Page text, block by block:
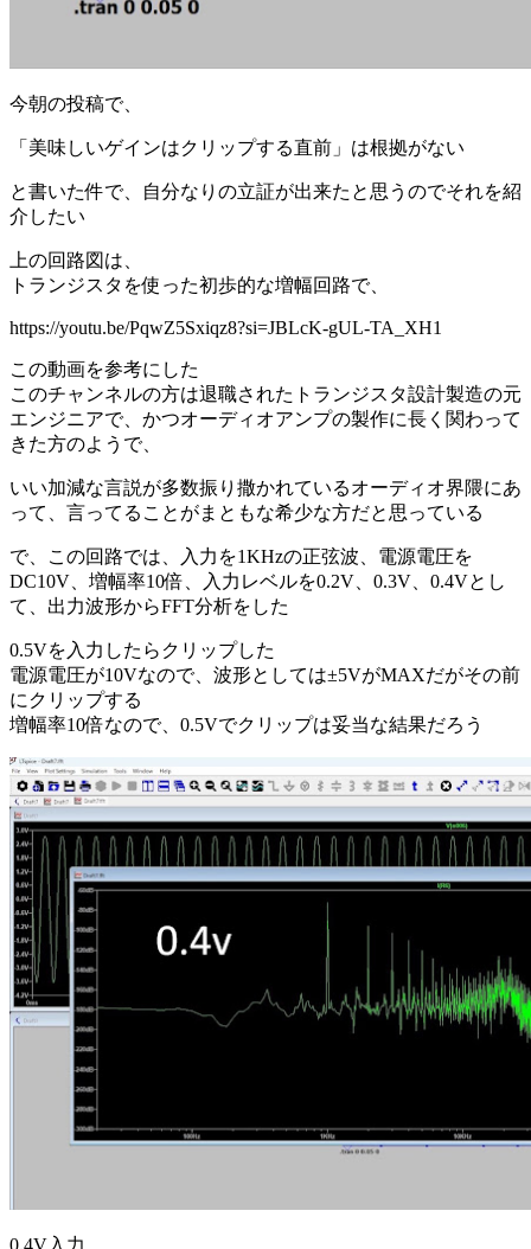
今朝の投稿で、
「美味しいゲインはクリップする直前」は根拠がない
と書いた件で、自分なりの立証が出来たと思うのでそれを紹
介したい
上の回路図は、
トランジスタを使った初歩的な増幅回路で、
https://youtu.be/PqwZ5Sxiqz8?si=JBLcK-gUL-TA_XH1
この動画を参考にした
このチャンネルの方は退職されたトランジスタ設計製造の元
エンジニアで、かつオーディオアンプの製作に長く関わって
きた方のようで、
いい加減な言説が多数振り撒かれているオーディオ界隈にあ
って、言ってることがまともな希少な方だと思っている
で、この回路では、入力を1KHzの正弦波、電源電圧を
DC10V、増幅率10倍、入力レベルを0.2V、0.3V、0.4Vとし
て、出力波形からFFT分析をした
0.5Vを入力したらクリップした
電源電圧が10Vなので、波形としては±5VがMAXだがその前
にクリップする
増幅率10倍なので、0.5Vでクリップは妥当な結果だろう
0.4V入力